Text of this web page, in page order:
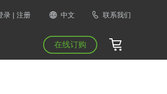
录 | 注册 中文 联系我们
在线订购